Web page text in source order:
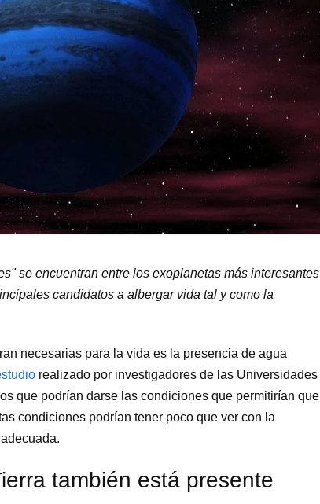
se encuentran entre los exoplanetas más interesantes
candidatos a albergar vida tal y como la
necesarias para la vida es la presencia de agua
realizado por investigadores de las Universidades
que podrían darse las condiciones que permitirían que
condiciones podrían tener poco que ver con la
también está presente